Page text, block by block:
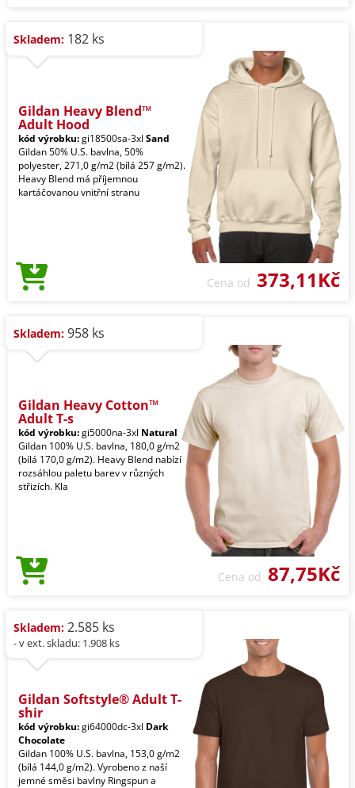
Skladem: 182 ks
Gildan Heavy Blend™
Adult Hood
kód výrobku:gi18500sa-3xl Sand
Gildan 50% U.S. bavlna, 50%
polyester, 271,0 g/m2 (bílá 257 g/m2).
Heavy Blend má příjemnou
kartáčovanou vnitřní stranu
Cena od 373,11Kč
Skladem: 958 ks
Gildan Heavy Cotton™
Adult T-s
kód výrobku:gi5000na-3xl Natural
Gildan 100% U.S. bavlna, 180,0 g/m2
(bílá 170,0 g/m2). Heavy Blend nabízí
rozsáhlou paletu barev v různých
střizích. Kla
Cena od 87,75Kč
Skladem: 2.585 ks
- v ext. skladu: 1.908 ks
Gildan Softstyle® Adult T-
shir
kód výrobku:gi64000dc-3xl Dark
Chocolate
Gildan 100% U.S. bavlna, 153,0 g/m2
(bílá 144,0 g/m2). Vyrobeno z naší
jemné směsi bavlny Ringspun a